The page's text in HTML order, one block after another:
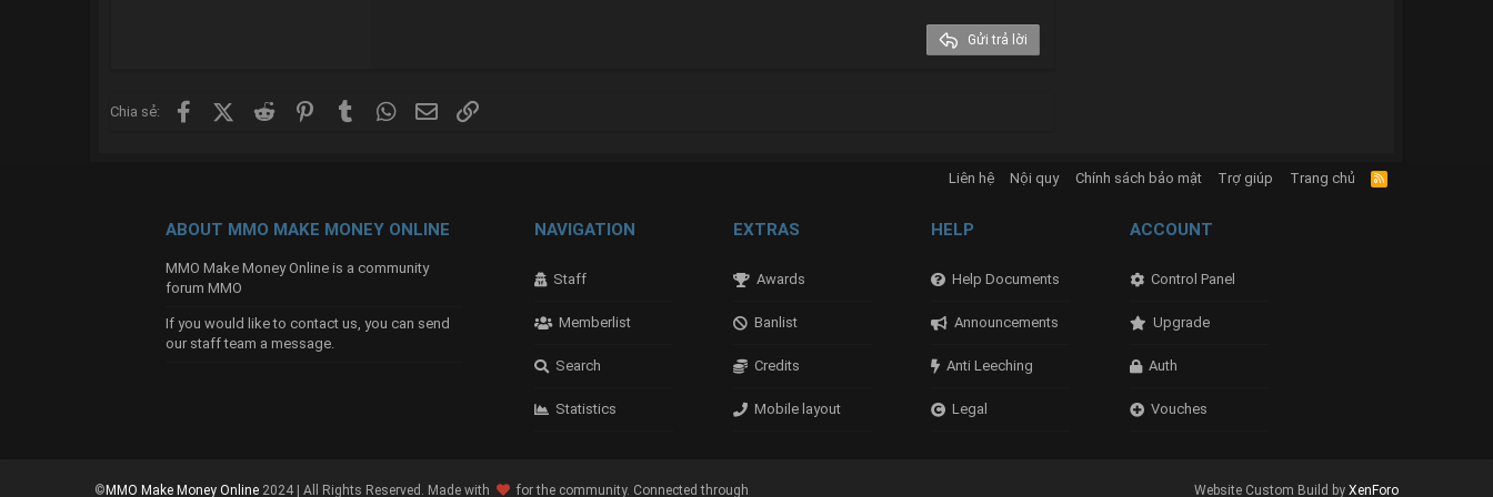
Gửi trả lời
Chia sẻ: FacebookX (Twitter)Reddit PinterestTumblr WhatsApp
Email
Liên hệ Nội quy Chính sách bảo mật Trợ giúp Trang chủ
R
S
ABOUT MMO MAKE MONEY ONLINE
MMO Make Money Online is a community
forum MMO
If you would like to contact us, you can send
our staff team a message.
NAVIGATION
Staff
Memberlist
Search
Statistics
EXTRAS
Awards
Banlist
Credits
Mobile layout
HELP
Help Documents
Announcements
Anti Leeching
Legal
ACCOUNT
Control Panel
Upgrade
Auth
Vouches
© MMO Make Money Online 2024 | All Rights Reserved. Made with for the community. Connected through Website Custom Build by XenForo